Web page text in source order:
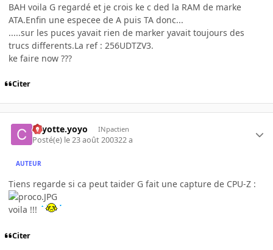
BAH voila G regardé et je crois ke c ded la RAM de marke
ATA.Enfin une especee de A puis TA donc...
.....sur les puces yavait rien de marker yavait toujours des
trucs differents.La ref : 256UDTZV3.
ke faire now ???
Citer
coyotte.yoyo INpactien
Posté(e) le 23 août 200322 a
AUTEUR
Tiens regarde si ca peut taider G fait une capture de CPU-Z :
voila !!!
Citer